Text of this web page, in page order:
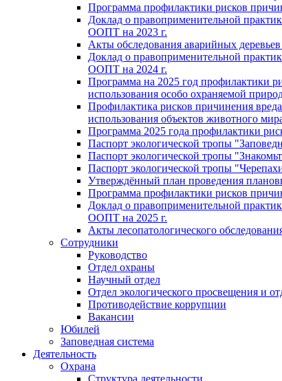
Программа профилактики рисков
Доклад о правоприменительной
ООПТ на 2023 г.
Акты обследования аварийных
Доклад о правоприменительной
ООПТ на 2024 г.
Программа на 2025 год профилактики
использования особо охраняемой
Профилактика рисков причинения
использования объектов животного
Программа 2025 года профилактики
Паспорт экологической тропы
Паспорт экологической тропы
Паспорт экологической тропы
Утверждённый план проведения
Программа профилактики рисков
Доклад о правоприменительной
ООПТ на 2025 г.
Акты лесопатологического
Сотрудники
Руководство
Отдел охраны
Научный отдел
Отдел экологического просвещения и
Противодействие коррупции
Вакансии
Юбилей
Заповедная система
Деятельность
Охрана
Структура деятельности